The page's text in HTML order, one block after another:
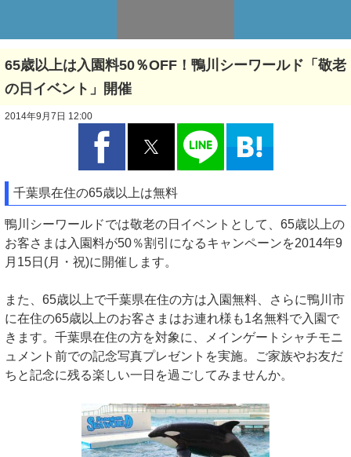
65歳以上は入園料50％OFF！鴨川シーワールド「敬老
の日イベント」開催
2014年9月7日 12:00
千葉県在住の65歳以上は無料
鴨川シーワールドでは敬老の日イベントとして、65歳以上の
お客さまは入園料が50％割引になるキャンペーンを2014年9
月15日(月・祝)に開催します。
また、65歳以上で千葉県在住の方は入園無料、さらに鴨川市
に在住の65歳以上のお客さまはお連れ様も1名無料で入園で
きます。千葉県在住の方を対象に、メインゲートシャチモニ
ュメント前での記念写真プレゼントを実施。ご家族やお友だ
ちと記念に残る楽しい一日を過ごしてみませんか。